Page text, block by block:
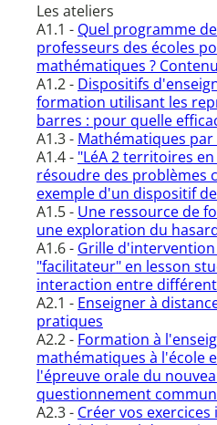
Les ateliers
A1.1 - Quel programme
professeurs des écoles
mathématiques ?
A1.2 - Dispositifs
formation utilisant les
barres : pour quelle
A1.3 - Mathématiques
A1.4 - "LéA 2 territoires
résoudre des problèmes
exemple d'un dispositif
A1.5 - Une ressource de
une exploration du
A1.6 - Grille
"facilitateur" en lesson
interaction entre
A2.1 - Enseigner à
pratiques
A2.2 - Formation à
mathématiques à l'école
l'épreuve orale du
questionnement
A2.3 - Créer vos